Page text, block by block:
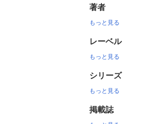
著者
もっと見る
レーベル
もっと見る
シリーズ
もっと見る
掲載誌